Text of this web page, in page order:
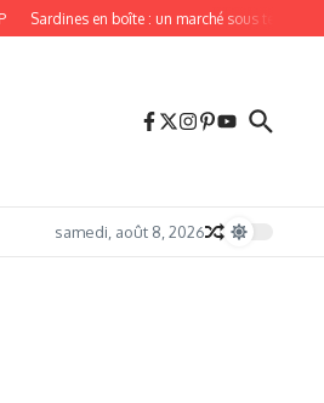
Sardines en boîte : un marché sous tension,
samedi, août 8, 2026